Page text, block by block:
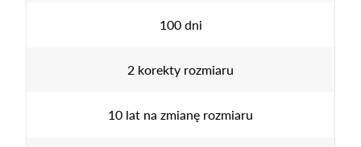
100 dni
2 korekty rozmiaru
10 lat na zmianę rozmiaru